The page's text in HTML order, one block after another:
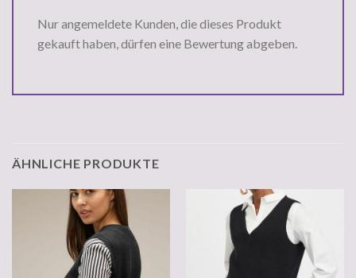
Nur angemeldete Kunden, die dieses Produkt
gekauft haben, dürfen eine Bewertung abgeben.
ÄHNLICHE PRODUKTE